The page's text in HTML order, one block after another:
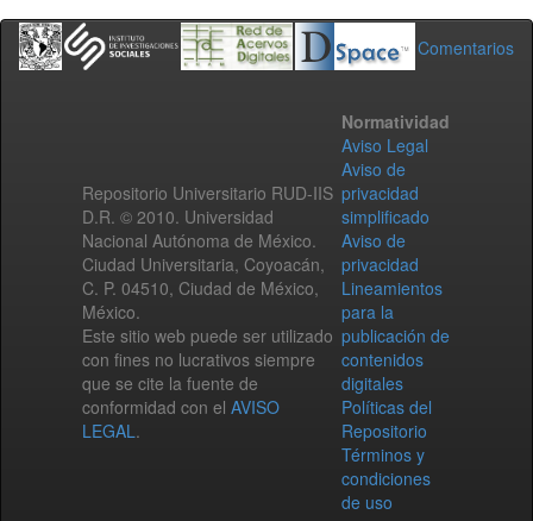
Comentarios
Repositorio Universitario RUD-IIS
D.R. © 2010. Universidad
Nacional Autónoma de México.
Ciudad Universitaria, Coyoacán,
C. P. 04510, Ciudad de México,
México.
Este sitio web puede ser utilizado
con fines no lucrativos siempre
que se cite la fuente de
conformidad con el AVISO
LEGAL.
Normatividad
Aviso Legal
Aviso de
privacidad
simplificado
Aviso de
privacidad
Lineamientos
para la
publicación de
contenidos
digitales
Políticas del
Repositorio
Términos y
condiciones
de uso